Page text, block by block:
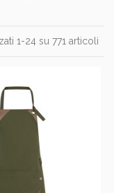
1-24 su 771 articoli